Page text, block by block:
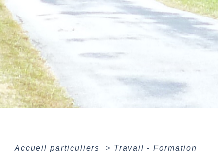
Accueil particuliers > Travail - Formation